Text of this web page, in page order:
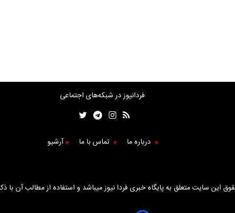
فردانیوز در شبکه‌های اجتماعی
درباره ما تماس با ما آرشیو
این سایت متعلق به پایگاه خبری فردا نیوز میباشد و استفاده از مطالب آن با